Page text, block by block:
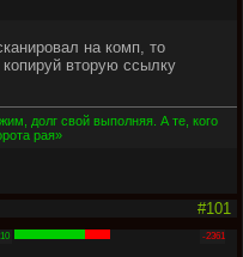
на комп, то
вторую ссылку
долг свой выполняя. А те, кого
рая»
#101
-2361